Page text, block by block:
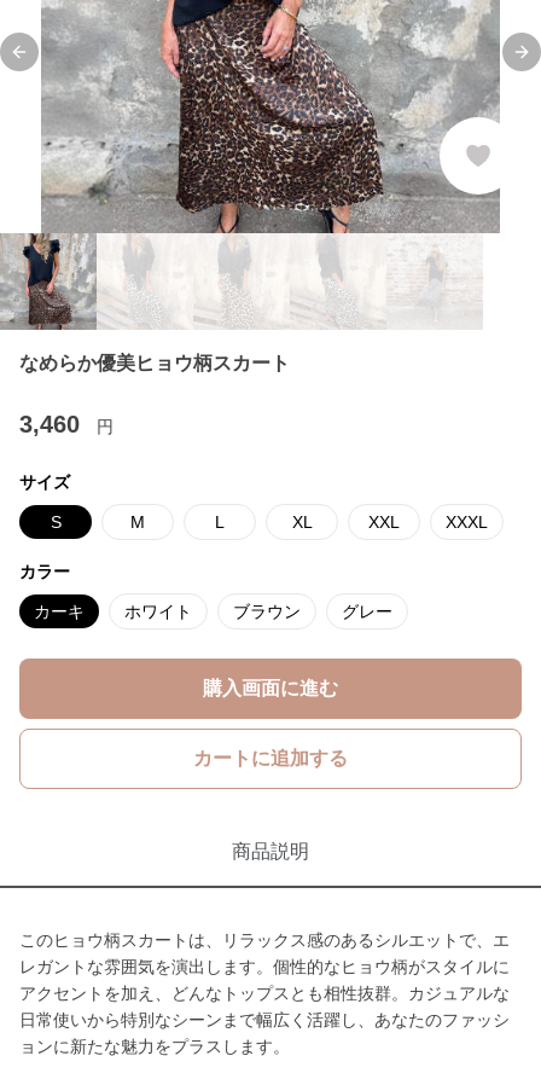
Previous slide
なめらか優美ヒョウ柄スカート
3,460 円
サイズ
S M L XL XXL XXXL
カラー
カーキ ホワイト ブラウン グレー
購入画面に進む
カートに追加する
商品説明
このヒョウ柄スカートは、リラックス感のあるシルエットで、エ
レガントな雰囲気を演出します。個性的なヒョウ柄がスタイルに
アクセントを加え、どんなトップスとも相性抜群。カジュアルな
日常使いから特別なシーンまで幅広く活躍し、あなたのファッシ
ョンに新たな魅力をプラスします。